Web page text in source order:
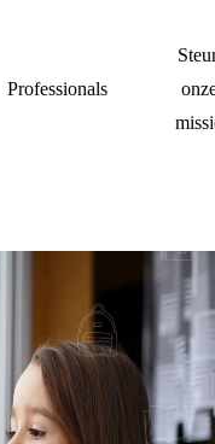
Professionals
JE